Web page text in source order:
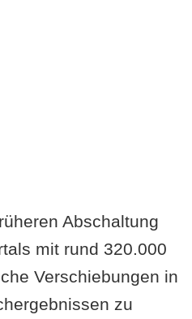
Abschaltung
mit rund 320.000
Verschiebungen in
zu